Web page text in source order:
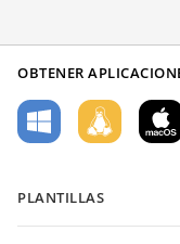
OBTENER
PLANTILLAS